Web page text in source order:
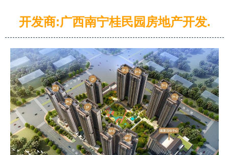
开发商:广西南宁桂民园房地产开发.